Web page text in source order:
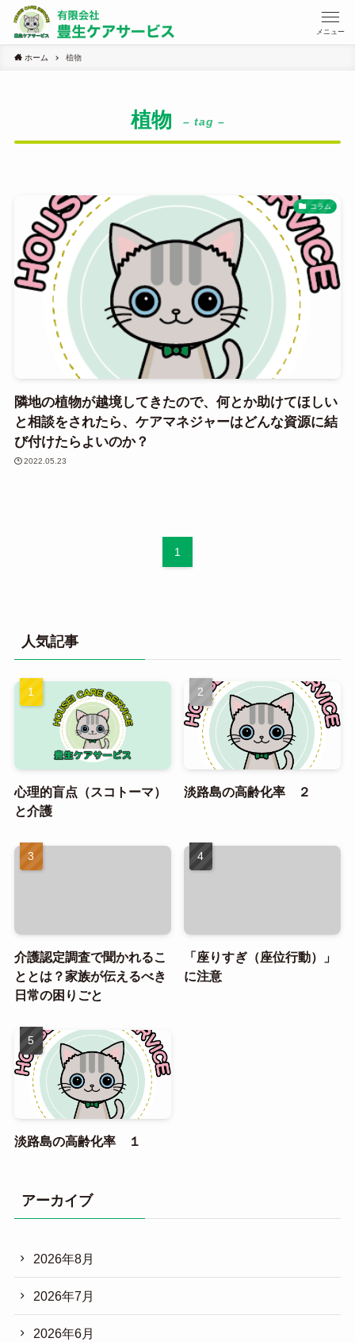
メニュー
ホーム 植物
植物 – tag –
コラム
隣地の植物が越境してきたので、何とか助けてほしい
と相談をされたら、ケアマネジャーはどんな資源に結
び付けたらよいのか？
2022.05.23
1
人気記事
心理的盲点（スコトーマ）
と介護
淡路島の高齢化率 ２
介護認定調査で聞かれるこ
ととは？家族が伝えるべき
日常の困りごと
「座りすぎ（座位行動）」
に注意
淡路島の高齢化率 １
アーカイブ
2026年8月
2026年7月
2026年6月